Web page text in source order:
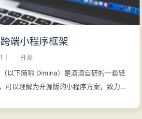
端小程序框架
开源
以下简称 Dimina）是滴滴自研的一套轻
可以理解为开源版的小程序方案，致力于